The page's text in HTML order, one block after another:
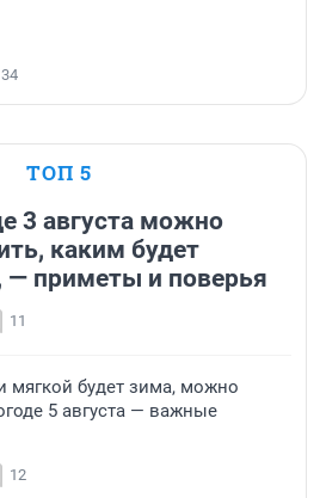
34
ТОП 5
3 августа можно
каким будет
— приметы и поверья
11
мягкой будет зима, можно
5 августа — важные
12